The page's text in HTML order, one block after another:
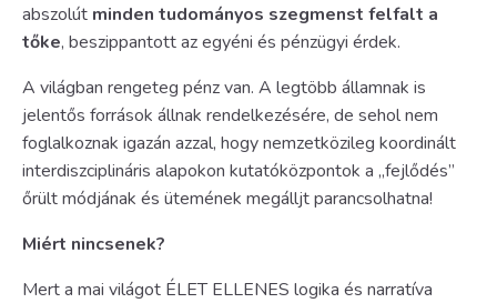
abszolút minden tudományos szegmenst felfalt a
tőke, beszippantott az egyéni és pénzügyi érdek.
A világban rengeteg pénz van. A legtöbb államnak is
jelentős források állnak rendelkezésére, de sehol nem
foglalkoznak igazán azzal, hogy nemzetközileg koordinált
interdiszciplináris alapokon kutatóközpontok a „fejlődés”
őrült módjának és ütemének megálljt parancsolhatna!
Miért nincsenek?
Mert a mai világot ÉLET ELLENES logika és narratíva